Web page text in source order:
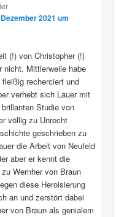
2021 um
(!) von Christopher (!)
nicht. Mittlerweile habe
recherciert und
verhebt sich Lauer mit
Studie von
völlig zu Unrecht
geschrieben zu
die Arbeit von Neufeld
aber er kennt die
Wernher von Braun
diese Heroisierung
an und zerstört dabei
von Braun als genialem